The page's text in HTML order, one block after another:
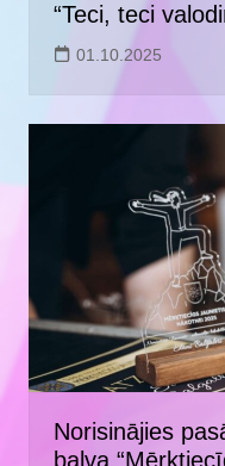
“Teci, teci
01.10.2025
Norisinājies
balva